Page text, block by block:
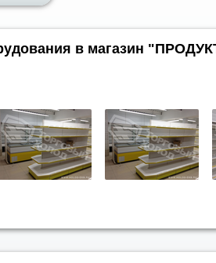
в магазин